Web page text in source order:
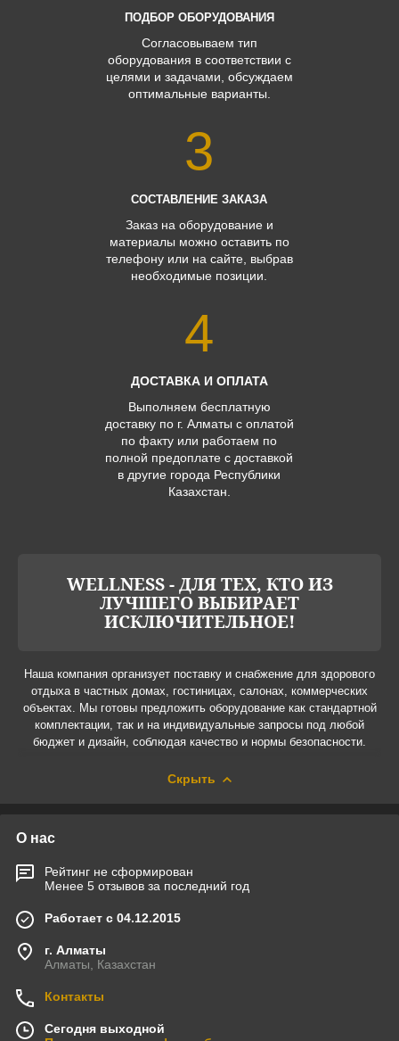
ПОДБОР ОБОРУДОВАНИЯ
Согласовываем тип
оборудования в соответствии с
целями и задачами, обсуждаем
оптимальные варианты.
3
СОСТАВЛЕНИЕ ЗАКАЗА
Заказ на оборудование и
материалы можно оставить по
телефону или на сайте, выбрав
необходимые позиции.
4
ДОСТАВКА И ОПЛАТА
Выполняем бесплатную
доставку по г. Алматы с оплатой
по факту или работаем по
полной предоплате с доставкой
в другие города Республики
Казахстан.
WELLNESS - ДЛЯ ТЕХ, КТО ИЗ
ЛУЧШЕГО ВЫБИРАЕТ
ИСКЛЮЧИТЕЛЬНОЕ!
Наша компания организует поставку и снабжение для здорового
отдыха в частных домах, гостиницах, салонах, коммерческих
объектах. Мы готовы предложить оборудование как стандартной
комплектации, так и на индивидуальные запросы под любой
бюджет и дизайн, соблюдая качество и нормы безопасности.
Скрыть
О нас
Рейтинг не сформирован
Менее 5 отзывов за последний год
Работает с 04.12.2015
г. Алматы
Алматы, Казахстан
Контакты
Сегодня выходной